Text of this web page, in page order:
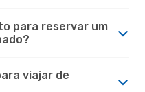
para reservar um
viajar de